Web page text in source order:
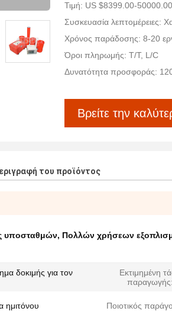
Τιμή: US $8399.00-
Συσκευασία λεπτομέρειες:
Χρόνος παράδοσης: 8-20
Όροι πληρωμής: T/T, L/C
Δυνατότητα προσφοράς:
Βρείτε την
του προϊόντος
υποσταθμών, Πολλών χρήσεων
δοκιμής για τον
Εκτιμημένη
παραγωγής:
ημιτόνου Ποιοτικός